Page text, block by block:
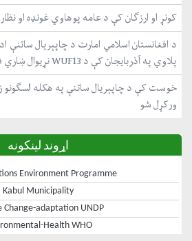
کونړ او ارزګان کې د عامه پوهاوي غونډه او
د افغانستان اسلامي امارت د چاپېریال
پلاوي په آذربایجان کې د WUF13 نړیوال ښاري فورم کې ګډون وکړ
خوست کې د چاپېریال ساتنې په هکله لسګونو
ورکړل شو
اړوند لینکونه
Environment Programme
Kabul Municipality
Change-adaptation UNDP
Health WHO